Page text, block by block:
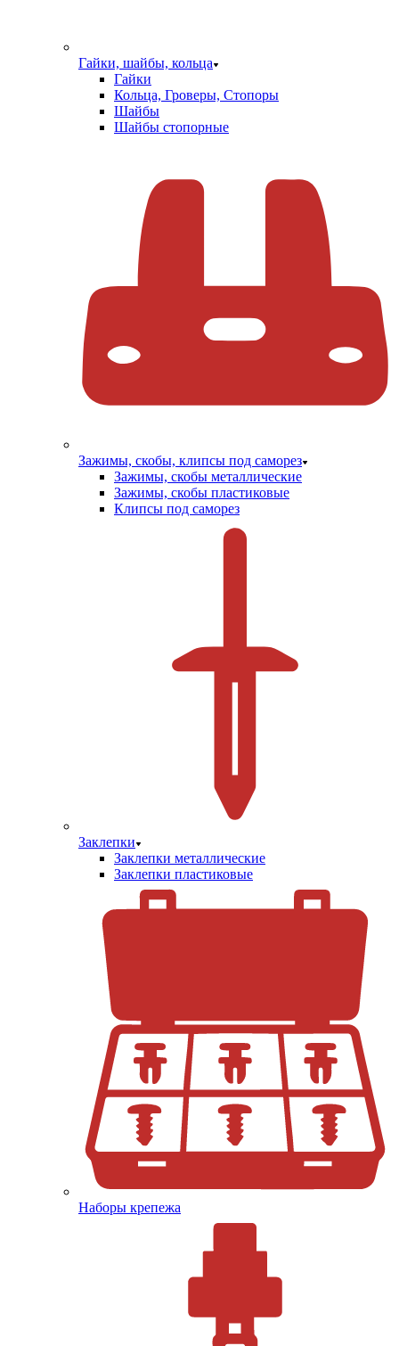
Гайки, шайбы, кольца
Гайки
Кольца, Гроверы, Стопоры
Шайбы
Шайбы стопорные
Зажимы, скобы, клипсы под саморез
Зажимы, скобы металлические
Зажимы, скобы пластиковые
Клипсы под саморез
Заклепки
Заклепки металлические
Заклепки пластиковые
Наборы крепежа